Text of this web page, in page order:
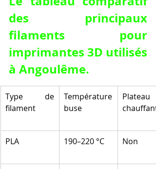
des principaux
filaments pour
imprimantes 3D utilisés
à Angoulême.
Type de
filament
Température
buse
Plateau
chauffant
PLA 190–220 °C Non